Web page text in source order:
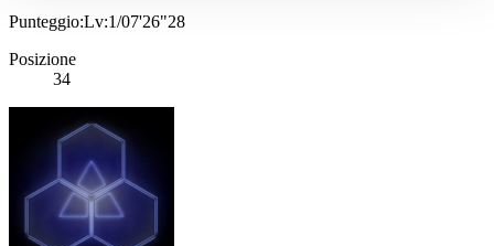
Punteggio:Lv:1/07'26"28
Posizione
34